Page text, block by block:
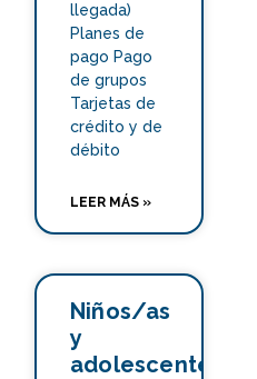
llegada)
Planes de
pago Pago
de grupos
Tarjetas de
crédito y de
débito
LEER MÁS »
Niños/as
y
adolescentes